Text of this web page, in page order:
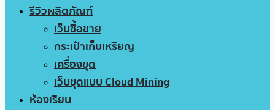
รีวิวผลิตภัณฑ์
เว็บซื้อขาย
กระเป๋าเก็บเหรียญ
เครื่องขุด
เว็บขุดแบบ Cloud Mining
ห้องเรียน